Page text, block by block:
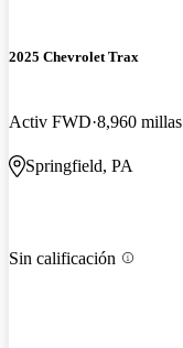
2025 Chevrolet Trax
Activ FWD 8,960 millas
Springfield, PA
Sin calificación